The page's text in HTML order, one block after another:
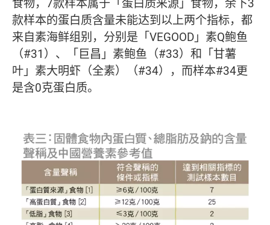
食物，7款样本属于「蛋白质来源」食物，余下3
款样本的蛋白质含量未能达到以上两个指标，都
来自素海鲜组别，分别是「VEGOOD」素Q鲍鱼
（#31）、「巨昌」素鲍鱼（#33）和「甘薯
叶」素大明虾（全素）（#34），而样本#34更
是含0克蛋白质。